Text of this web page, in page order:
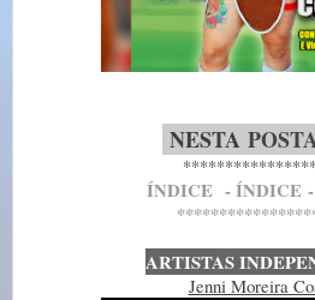
NESTA
ÍNDICE - ÍNDICE -
ARTISTAS
Jenni Moreira